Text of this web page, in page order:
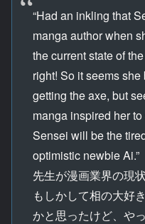
“Had an inkling that
manga author when
the current state of
right! So it seems
getting the axe, but
manga inspired her
Sensei will be the
optimistic newbie Ai.”
先生が漫画業界の現
もしかして相の大好
かと思ったけど、や